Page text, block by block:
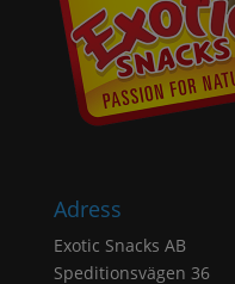
Adress
Exotic Snacks AB
Speditionsvägen 36